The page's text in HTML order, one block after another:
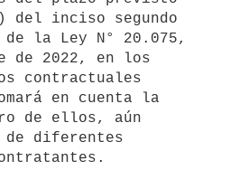
inciso segundo
la Ley N° 20.075,
de 2022, en los
contractuales
en cuenta la
de ellos, aún
de diferentes